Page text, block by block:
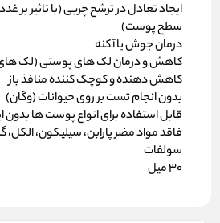
ایجاد تعادل در ترشح چربی (با تاثیر بر
سطح پوست)
درمان جوش یا آکنه
کاهش و درمان لک های پوستی (لک
کاهش دهنده و کوچک کننده منافذ باز
بدون انجام تست بر روی حیوانات (وگان)
قابل استفاده برای انواع پوست ها
فاقد مواد مضر پارابن، سیلیکون،
سولفات
30 میل